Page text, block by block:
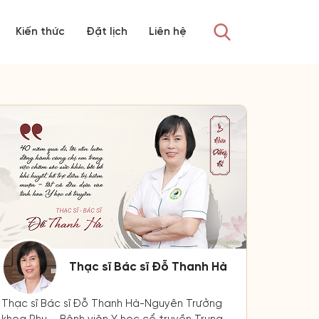
Kiến thức Đặt lịch Liên hệ
Thạc sĩ Bác sĩ Đỗ Thanh Hà
Thạc sĩ Bác sĩ Đỗ Thanh Hà-Nguyên Trưởng